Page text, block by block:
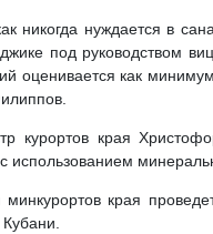
никогда нуждается в
под руководством
оценивается как
курортов края
использованием
края